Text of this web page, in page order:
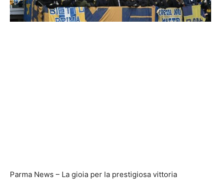
Parma News – La gioia per la prestigiosa vittoria